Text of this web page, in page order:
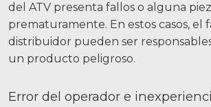
del ATV presenta fallos o alguna
prematuramente. En estos casos, el
distribuidor pueden ser
un producto peligroso.
Error del operador e